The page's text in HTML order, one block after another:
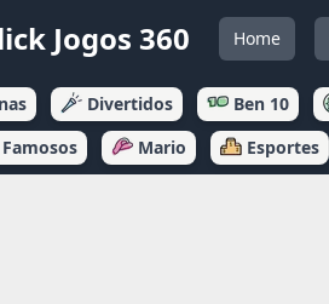
Jogos 360 Home
Divertidos Ben 10
Famosos
Mario Esportes